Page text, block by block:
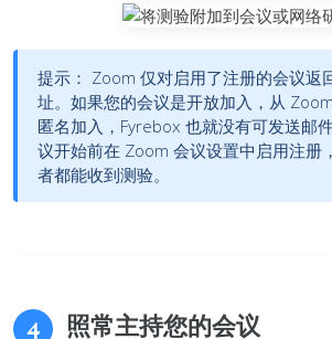
提示： Zoom 仅对启用了注册的会议返
址。如果您的会议是开放加入，从
匿名加入，Fyrebox 也就没有可发送邮
议开始前在 Zoom 会议设置中启用注册
者都能收到测验。
4 照常主持您的会议